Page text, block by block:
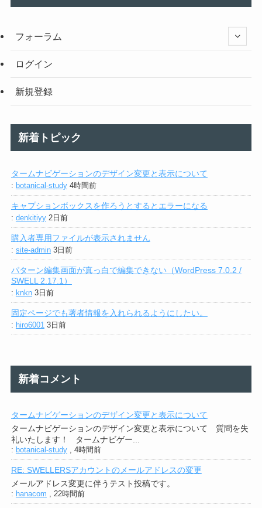
フォーラム
ログイン
新規登録
新着トピック
タームナビゲーションのデザイン変更と表示について
: botanical-study 4時間前
キャプションボックスを作ろうとするとエラーになる
: denkitiyy 2日前
購入者専用ファイルが表示されません
: site-admin 3日前
パターン編集画面が真っ白で編集できない（WordPress 7.0.2 /
SWELL 2.17.1）
: knkn 3日前
固定ページでも著者情報を入れられるようにしたい。
: hiro6001 3日前
新着コメント
タームナビゲーションのデザイン変更と表示について
タームナビゲーションのデザイン変更と表示について 質問を失
礼いたします！ タームナビゲー...
: botanical-study, 4時間前
RE: SWELLERSアカウントのメールアドレスの変更
メールアドレス変更に伴うテスト投稿です。
: hanacom 22時間前